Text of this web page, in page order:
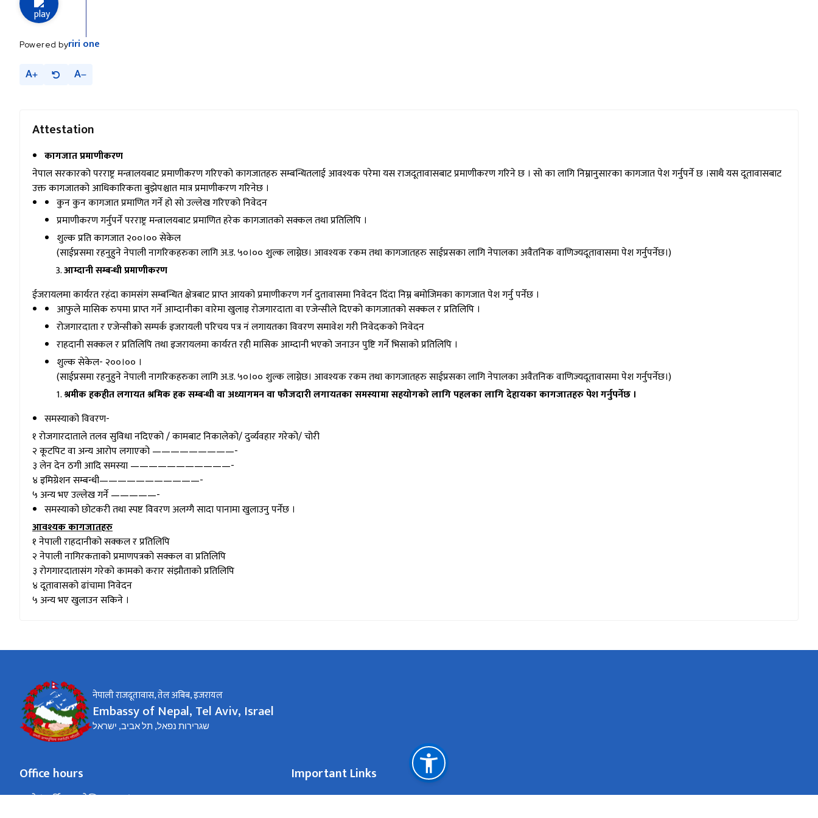
Powered byriri one
A A
Attestation
कागजात प्रमाणीकरण
नेपाल सरकारको परराष्ट्र मन्त्रालयबाट प्रमाणीकरण गरिएको कागजातहरु सम्बन्धितलाई आवश्यक परेमा यस राजदूतावासबाट प्रमाणीकरण गरिने छ । सो का लागि निम्नानुसारका कागजात पेश गर्नुपर्ने छ ।साथै यस दूतावासबाट
उक्त कागजातको आधिकारिकता बुझेपश्चात मात्र प्रमाणीकरण गरिनेछ ।
कुन कुन कागजात प्रमाणित गर्ने हो सो उल्लेख गरिएको निवेदन
प्रमाणीकरण गर्नुपर्ने परराष्ट्र मन्त्रालयबाट प्रमाणित हरेक कागजातको सक्कल तथा प्रतिलिपि ।
शुल्क प्रति कागजात २००।०० सेकेल
(साईप्रसमा रहनुहुने नेपाली नागरिकहरुका लागि अ.ड. ५०।०० शुल्क लाग्नेछ। आवश्यक रकम तथा कागजातहरु साईप्रसका लागि नेपालका अवैतनिक वाणिज्यदूतावासमा पेश गर्नुपर्नेछ।)
आम्दानी सम्बन्धी प्रमाणीकरण
ईजरायलमा कार्यरत रहंदा कामसंग सम्बन्धित क्षेत्रबाट प्राप्त आयको प्रमाणीकरण गर्न दुतावासमा निवेदन दिंदा निम्न बमोजिमका कागजात पेश गर्नु पर्नेछ ।
आफुले मासिक रुपमा प्राप्त गर्ने आम्दानीका वारेमा खुलाइ रोजगारदाता वा एजेन्सीले दिएको कागजातको सक्कल र प्रतिलिपि ।
रोजगारदाता र एजेन्सीको सम्पर्क इजरायली परिचय पत्र नं लगायतका विवरण समावेश गरी निवेदकको निवेदन
राहदानी सक्कल र प्रतिलिपि तथा इजरायलमा कार्यरत रही मासिक आम्दानी भएको जनाउन पुष्टि गर्ने भिसाको प्रतिलिपि ।
शुल्क सेकेल- २००।०० ।
(साईप्रसमा रहनुहुने नेपाली नागरिकहरुका लागि अ.ड. ५०।०० शुल्क लाग्नेछ। आवश्यक रकम तथा कागजातहरु साईप्रसका लागि नेपालका अवैतनिक वाणिज्यदूतावासमा पेश गर्नुपर्नेछ।)
श्रमीक हकहीत लगायत श्रमिक हक सम्बन्धी वा अध्यागमन वा फौजदारी लगायतका समस्यामासहयोगको लागि पहलका लागि देहायका कागजातहरु पेश गर्नुपर्नेछ ।
समस्याको विवरण-
१ रोजगारदाताले तलव सुविधा नदिएको / कामबाट निकालेको/ दुर्व्यवहार गरेको/ चोरी
२ कूटपिट वा अन्य आरोप लगाएको —————————-
३ लेन देन ठगी आदि समस्या ———————————-
४ इमिग्रेशन सम्बन्धी———————————-
५ अन्य भए उल्लेख गर्ने —————-
समस्याको छोटकरी तथा स्पष्ट विवरण अलग्गै सादा पानामा खुलाउनु पर्नेछ ।
आवश्यक कागजातहरु
१ नेपाली राहदानीको सक्कल र प्रतिलिपि
२ नेपाली नागिरकताको प्रमाणपत्रको सक्कल वा प्रतिलिपि
३ रोगगारदातासंग गरेको कामको करार संझौताको प्रतिलिपि
४ दूतावासको ढांचामा निवेदन
५ अन्य भए खुलाउन सकिने ।
नेपाली राजदूतावास, तेल अबिब, ‍इजरायल
Embassy of Nepal, Tel Aviv, Israel
שגרירות נפאל, תל אביב, ישראל
Office hours
जाडो (कार्तिक १६ देखि माघ १५)
Important Links
National Natural Resources and Fiscal Commission